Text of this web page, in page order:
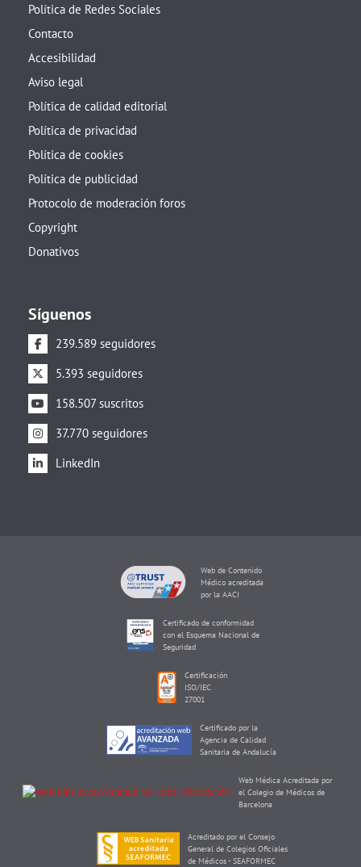
Política de Redes Sociales
Contacto
Accesibilidad
Aviso legal
Política de calidad editorial
Política de privacidad
Política de cookies
Política de publicidad
Protocolo de moderación foros
Copyright
Donativos
Síguenos
239.589 seguidores
5.393 seguidores
158.507 suscritos
37.770 seguidores
LinkedIn
Web de Contenido
Médico acreditada
por la AACI
Certificado de conformidad
con el Esquema Nacional de
Seguridad
Certificación
ISO/IEC
27001
Certificado por la
Agencia de Calidad
Sanitaria de Andalucía
Web Médica Acreditada por
el Colegio de Médicos de
Barcelona
Acreditado por el Consejo
General de Colegios Oficiales
de Médicos - SEAFORMEC